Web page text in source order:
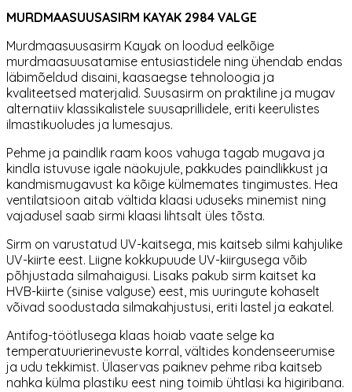
MURDMAASUUSASIRM KAYAK 2984 VALGE
Murdmaasuusasirm Kayak on loodud eelkõige
murdmaasuusatamise entusiastidele ning ühendab endas
läbimõeldud disaini, kaasaegse tehnoloogia ja
kvaliteetsed materjalid. Suusasirm on praktiline ja mugav
alternatiiv klassikalistele suusaprillidele, eriti keerulistes
ilmastikuoludes ja lumesajus.
Pehme ja paindlik raam koos vahuga tagab mugava ja
kindla istuvuse igale näokujule, pakkudes paindlikkust ja
kandmismugavust ka kõige külmemates tingimustes. Hea
ventilatsioon aitab vältida klaasi uduseks minemist ning
vajadusel saab sirmi klaasi lihtsalt üles tõsta.
Sirm on varustatud UV-kaitsega, mis kaitseb silmi kahjulike
UV-kiirte eest. Liigne kokkupuude UV-kiirgusega võib
põhjustada silmahaigusi. Lisaks pakub sirm kaitset ka
HVB-kiirte (sinise valguse) eest, mis uuringute kohaselt
võivad soodustada silmakahjustusi, eriti lastel ja eakatel.
Antifog-töötlusega klaas hoiab vaate selge ka
temperatuurierinevuste korral, vältides kondenseerumise
ja udu tekkimist. Ülaservas paiknev pehme riba kaitseb
nahka külma plastiku eest ning toimib ühtlasi ka higiribana.